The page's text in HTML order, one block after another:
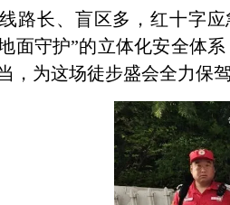
路长、盲区多，红十字
面守护”的立体化安全体
，为这场徒步盛会全力保